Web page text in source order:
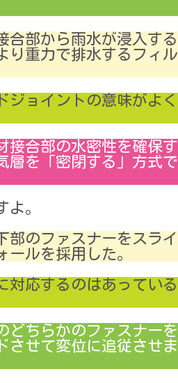
合部から雨水が浸入する
り重力で排水するフィル
ジョイントの意味がよく
接合部の水密性を確保す
層を「密閉する」方式で
。
部のファスナーをスライ
ールを採用した。
対応するのはあっている
どちらかのファスナーを
させて変位に追従させま